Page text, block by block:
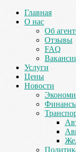
Главная
О нас
Об
Отзывы
FAQ
Услуги
Цены
Новости